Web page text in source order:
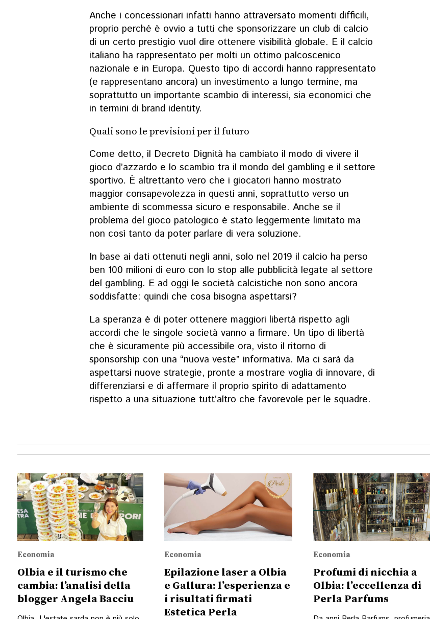
Anche i concessionari infatti hanno attraversato momenti difficili,
proprio perché è ovvio a tutti che sponsorizzare un club di calcio
di un certo prestigio vuol dire ottenere visibilità globale. E il calcio
italiano ha rappresentato per molti un ottimo palcoscenico
nazionale e in Europa. Questo tipo di accordi hanno rappresentato
(e rappresentano ancora) un investimento a lungo termine, ma
soprattutto un importante scambio di interessi, sia economici che
in termini di brand identity.
Quali sono le previsioni per il futuro
Come detto, il Decreto Dignità ha cambiato il modo di vivere il
gioco d’azzardo e lo scambio tra il mondo del gambling e il settore
sportivo. È altrettanto vero che i giocatori hanno mostrato
maggior consapevolezza in questi anni, soprattutto verso un
ambiente di scommessa sicuro e responsabile. Anche se il
problema del gioco patologico è stato leggermente limitato ma
non così tanto da poter parlare di vera soluzione.
In base ai dati ottenuti negli anni, solo nel 2019 il calcio ha perso
ben 100 milioni di euro con lo stop alle pubblicità legate al settore
del gambling. E ad oggi le società calcistiche non sono ancora
soddisfatte: quindi che cosa bisogna aspettarsi?
La speranza è di poter ottenere maggiori libertà rispetto agli
accordi che le singole società vanno a firmare. Un tipo di libertà
che è sicuramente più accessibile ora, visto il ritorno di
sponsorship con una “nuova veste” informativa. Ma ci sarà da
aspettarsi nuove strategie, pronte a mostrare voglia di innovare, di
differenziarsi e di affermare il proprio spirito di adattamento
rispetto a una situazione tutt’altro che favorevole per le squadre.
Economia
Olbia e il turismo che
cambia: l’analisi della
blogger Angela Bacciu
Economia
Epilazione laser a Olbia
e Gallura: l’esperienza e
i risultati firmati
Estetica Perla
Economia
Profumi di nicchia a
Olbia: l’eccellenza di
Perla Parfums